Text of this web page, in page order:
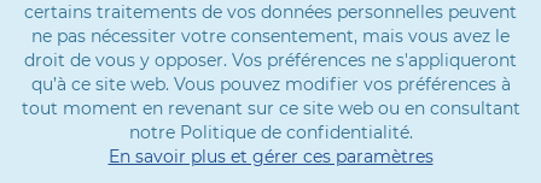
certains traitements de vos données personnelles peuvent
ne pas nécessiter votre consentement, mais vous avez le
droit de vous y opposer. Vos préférences ne s'appliqueront
qu’à ce site web. Vous pouvez modifier vos préférences à
tout moment en revenant sur ce site web ou en consultant
notre Politique de confidentialité.
En savoir plus et gérer ces paramètres